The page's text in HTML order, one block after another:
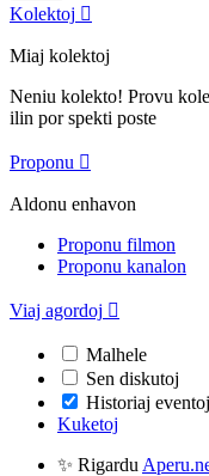
Kolektoj 
Miaj kolektoj
Neniu kolekto! Provu
ilin por spekti poste
Proponu 
Aldonu enhavon
Proponu filmon
Proponu kanalon
Viaj agordoj 
Malhele
Sen diskutoj
Historiaj eventoj
Kuketoj
✨ Rigardu